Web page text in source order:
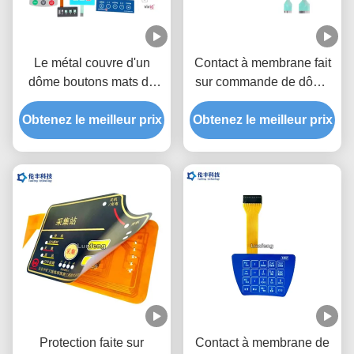
Le métal couvre d'un
dôme boutons mats de
commutateur de clavier
de membrane/brillants
faits sur commande
Obtenez le meilleur prix
Contact à membrane fait
sur commande de dôme
en métal de polyester,
commutateur tactile de
dôme en métal de deux
Obtenez le meilleur prix
Protection faite sur Contact à membrane de